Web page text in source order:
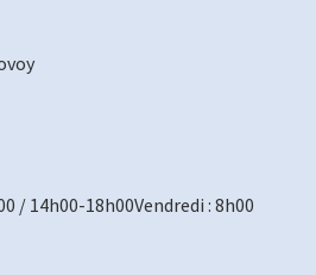
/ 14h00-18h00Vendredi : 8h00